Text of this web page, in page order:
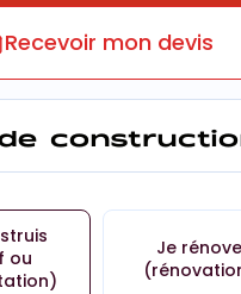
Recevoir mon devis
ou
Je rénove